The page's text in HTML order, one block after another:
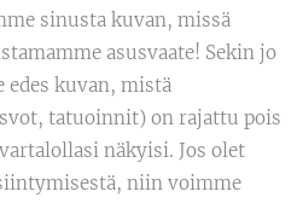
sinusta kuvan, missä
asusvaate! Sekin jo
edes kuvan, mistä
tatuoinnit) on rajattu pois
näkyisi. Jos olet
niin voimme